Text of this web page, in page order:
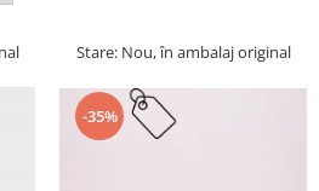
Stare: Nou, în ambalaj original
-35%